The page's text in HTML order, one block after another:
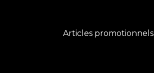
Articles promotionnels